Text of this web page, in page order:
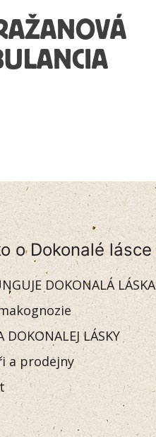
o Dokonalé lásce
DOKONALÁ LÁSKA
DOKONALEJ LÁSKY
a prodejny